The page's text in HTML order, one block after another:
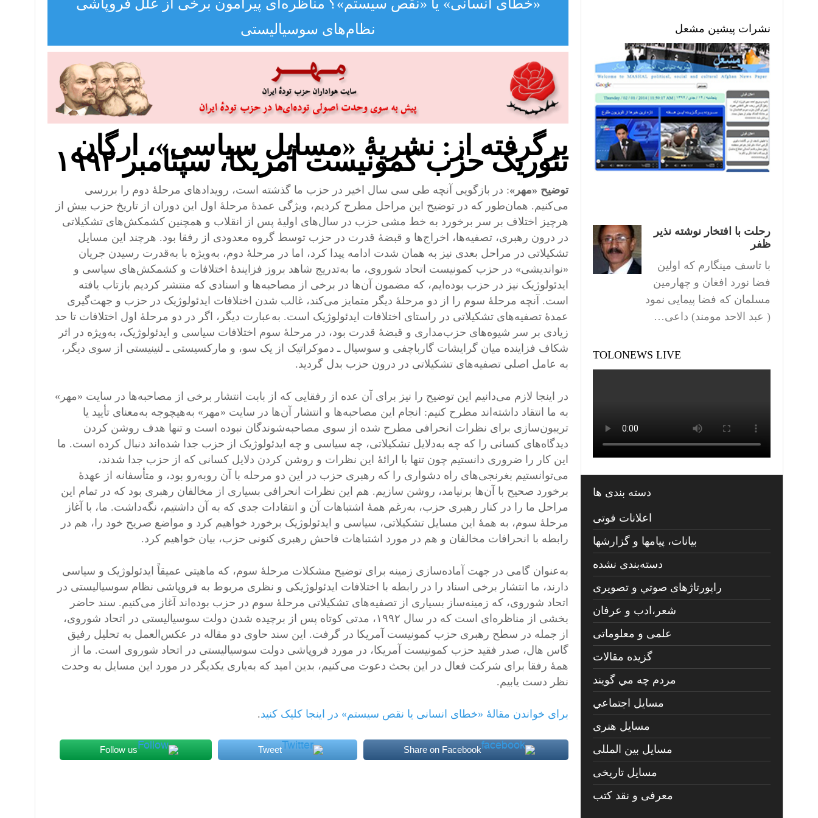
«خطای انسانی» یا «نقص سیستم»؟ مناظره‌ای پیرامون برخی از علل فروپاشی
نظام‌های سوسیالیستی
برگرفته از: نشریهٔ «مسایل سیاسی»، ارگان
تئوریک حزب کمونیست آمریکا، سپتامبر ۱۹۹۲
توضیح «مهر»: در بازگویی آنچه طی سی سال اخیر در حزب ما گذشته است، رویدادهای مرحلهٔ دوم را بررسی
می‌کنیم. همان‌طور که در توضیح این مراحل مطرح کردیم، ویژگی عمدهٔ مرحلهٔ اول این دوران از تاریخ حزب بیش از
هرچیز اختلاف بر سر برخورد به خط مشی حزب در سال‌های اولیهٔ پس از انقلاب و همچنین کشمکش‌های تشکیلاتی
در درون رهبری، تصفیه‌ها، اخراج‌ها و قبضهٔ قدرت در حزب توسط گروه معدودی از رفقا بود. هرچند این مسایل
تشکیلاتی در مراحل بعدی نیز به همان شدت ادامه پیدا کرد، اما در مرحلهٔ دوم، به‌ویژه با به‌قدرت رسیدن جریان
«نواندیشی» در حزب کمونیست اتحاد شوروی، ما به‌تدریج شاهد بروز فزایندهٔ اختلافات و کشمکش‌های سیاسی و
ایدئولوژیک نیز در حزب بوده‌ایم، که مضمون آن‌ها در برخی از مصاحبه‌ها و اسنادی که منتشر کردیم بازتاب یافته
است. آنچه مرحلهٔ سوم را از دو مرحلهٔ دیگر متمایز می‌کند، غالب شدن اختلافات ایدئولوژیک در حزب و جهت‌گیری
عمدهٔ تصفیه‌های تشکیلاتی در راستای اختلافات ایدئولوژیک است. به‌عبارت دیگر، اگر در دو مرحلهٔ اول اختلافات تا حد
زیادی بر سر شیوه‌های حزب‌مداری و قبضهٔ قدرت بود، در مرحلهٔ سوم اختلافات سیاسی و ایدئولوژیک، به‌ویژه در اثر
شکاف فزاینده میان گرایشات گارباچفی و سوسیال ـ دموکراتیک از یک سو، و مارکسیستی ـ لنینیستی از سوی دیگر،
به عامل اصلی تصفیه‌های تشکیلاتی در درون حزب بدل گردید.
در اینجا لازم می‌دانیم این توضیح را نیز برای آن عده از رفقایی که از بابت انتشار برخی از مصاحبه‌ها در سایت «مهر»
به ما انتقاد داشته‌اند مطرح کنیم: انجام این مصاحبه‌ها و انتشار آن‌ها در سایت «مهر» به‌هیچوجه به‌معنای تأیید یا
تریبون‌سازی برای نظرات انحرافی مطرح شده از سوی مصاحبه‌شوندگان نبوده است و تنها هدف روشن کردن
دیدگاه‌های کسانی را که چه به‌دلایل تشکیلاتی، چه سیاسی و چه ایدئولوژیک از حزب جدا شده‌اند دنبال کرده است. ما
این کار را ضروری دانستیم چون تنها با ارائهٔ این نظرات و روشن کردن دلایل کسانی که از حزب جدا شدند،
می‌توانستیم بغرنجی‌های راه دشواری‌ را که رهبری حزب در این دو مرحله با آن روبه‌رو بود، و متأسفانه از عهدهٔ
برخورد صحیح با آن‌ها برنیامد، روشن سازیم. هم این نظرات انحرافی بسیاری از مخالفان رهبری بود که در تمام این
مراحل ما را در کنار رهبری حزب، به‌رغم همهٔ اشتباهات آن و انتقادات جدی که به آن داشتیم، نگه‌داشت. ما، با آغاز
مرحلهٔ سوم، به همهٔ این مسایل تشکیلاتی، سیاسی و ایدئولوژیک برخورد خواهیم کرد و مواضع صریح خود را، هم در
رابطه با انحرافات مخالفان و هم در مورد اشتباهات فاحش رهبری کنونی حزب، بیان خواهیم کرد.
به‌عنوان گامی در جهت آماده‌سازی زمینه برای توضیح مشکلات مرحلهٔ سوم، که ماهیتی عمیقاً ایدئولوژیک و سیاسی
دارند، ما انتشار برخی اسناد را در رابطه با اختلافات ایدئولوژیکی و نظری مربوط به فروپاشی نظام‌ سوسیالیستی در
اتحاد شوروی، که زمینه‌ساز بسیاری از تصفیه‌های تشکیلاتی مرحلهٔ سوم در حزب بوده‌اند آغاز می‌کنیم. سند حاضر
بخشی از مناظره‌ای است که در سال ۱۹۹۲، مدتی کوتاه پس از برچیده شدن دولت سوسیالیستی در اتحاد شوروی،
از جمله در سطح رهبری حزب کمونیست آمریکا در گرفت. این سند حاوی دو مقاله در عکس‌العمل به تحلیل رفیق
گاس هال، صدر فقید حزب کمونیست آمریکا، در مورد فروپاشی دولت سوسیالیستی در اتحاد شوروی است. ما از
همهٔ رفقا برای شرکت فعال در این بحث دعوت می‌کنیم، بدین امید که به‌یاری یکدیگر در مورد این مسایل به وحدت
نظر دست یابیم.
برای خواندن مقالهٔ «خطای انسانی یا نقص سیستم» در اینجا کلیک کنید.
Share on Facebook
Tweet
Follow us
نشرات پیشین مشعل
رحلت با افتخار نوشته نذیر
ظفر
با تاسف مینگارم که اولین
فضا نورد افغان و چهارمین
مسلمان که فضا پیمایی نمود
( عبد الاحد مومند) داعی…
TOLONEWS LIVE
دسته بندی ها
اعلانات فوتی
بیانات، پیامها و گزارشها
دسته‌بندی نشده
راپورتاژهای صوتي و تصويری
شعر،ادب و عرفان
علمی و معلوماتی
گزیده مقالات
مردم چه مي گويند
مسايل اجتماعي
مسايل هنری
مسایل بین المللی
مسایل تاریخی
معرفی و نقد کتب